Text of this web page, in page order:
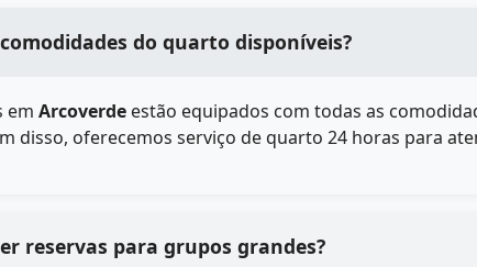
do quarto disponíveis?
em Arcoverde estão equipados com todas as
disso, oferecemos serviço de quarto 24 horas para
reservas para grupos grandes?